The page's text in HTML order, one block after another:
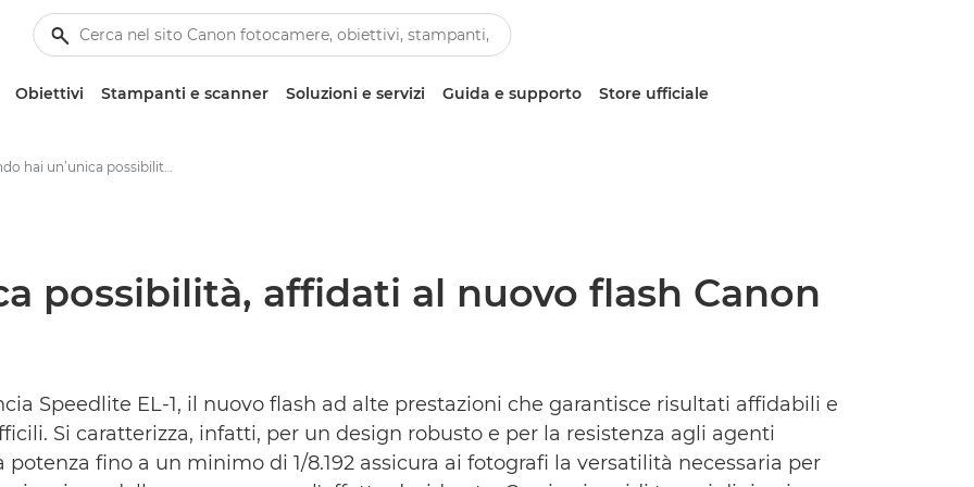
Obiettivi Stampanti e scanner Soluzioni e servizi Guida e supporto Store ufficiale
Quando hai un’unica possibilità, affidati al nuovo flash Canon Speedlite EL-1 - Area Stampa di Canon
possibilità, affidati al nuovo flash Canon
Speedlite EL-1, il nuovo flash ad alte prestazioni che garantisce risultati affidabili e
Si caratterizza, infatti, per un design robusto e per la resistenza agli agenti
fino a un minimo di 1/8.192 assicura ai fotografi la versatilità necessaria per